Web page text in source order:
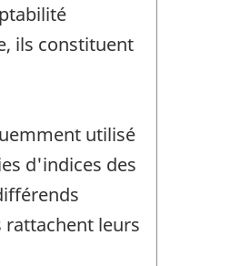
ils constituent
utilisé
d'indices des
rattachent leurs